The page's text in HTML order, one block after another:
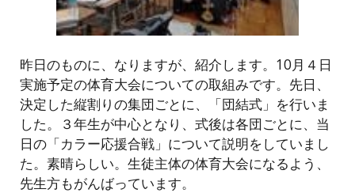
昨日のものに、なりますが、紹介します。10月４日
実施予定の体育大会についての取組みです。先日、
決定した縦割りの集団ごとに、「団結式」を行いま
した。３年生が中心となり、式後は各団ごとに、当
日の「カラー応援合戦」について説明をしていまし
た。素晴らしい。生徒主体の体育大会になるよう、
先生方もがんばっています。